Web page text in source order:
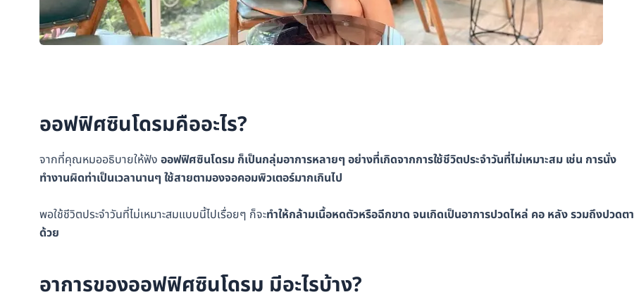
ออฟฟิศซินโดรมคืออะไร?
จากที่คุณหมออธิบายให้ฟัง ออฟฟิศซินโดรม ก็เป็นกลุ่มอาการหลายๆ อย่างที่เกิดจากการใช้ชีวิตประจำวันที่ไม่เหมาะสม เช่น การนั่ง
ทำงานผิดท่าเป็นเวลานานๆ ใช้สายตามองจอคอมพิวเตอร์มากเกินไป
พอใช้ชีวิตประจำวันที่ไม่เหมาะสมแบบนี้ไปเรื่อยๆ ก็จะทำให้กล้ามเนื้อหดตัวหรือฉีกขาด จนเกิดเป็นอาการปวดไหล่ คอ หลัง รวมถึงปวดตา
ด้วย
อาการของออฟฟิศซินโดรม มีอะไรบ้าง?